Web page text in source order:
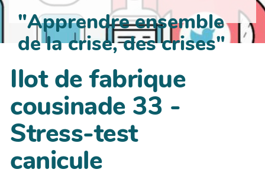
"Apprendre ensemble
de la crise, des crises"
Ilot de fabrique
cousinade 33 -
Stress-test
canicule